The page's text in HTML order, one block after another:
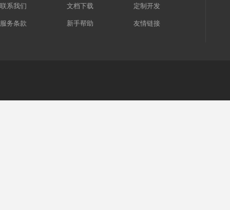
联系我们
服务条款
文档下载
新手帮助
定制开发
友情链接